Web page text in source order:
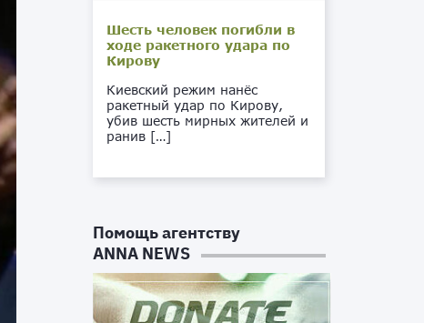
Шесть человек погибли в
ходе ракетного удара по
Кирову
Киевский режим нанёс
ракетный удар по Кирову,
убив шесть мирных жителей и
ранив […]
Помощь агентству
ANNA NEWS